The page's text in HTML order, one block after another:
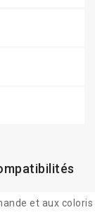
et aux coloris